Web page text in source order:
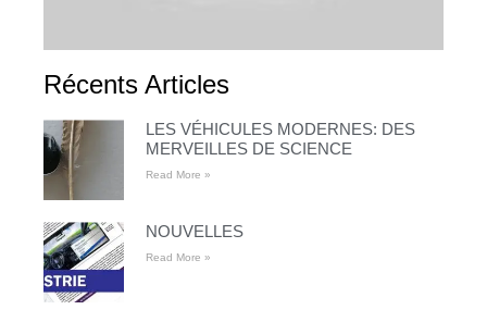
Récents Articles
LES VÉHICULES MODERNES: DES
MERVEILLES DE SCIENCE
Read More »
NOUVELLES
Read More »